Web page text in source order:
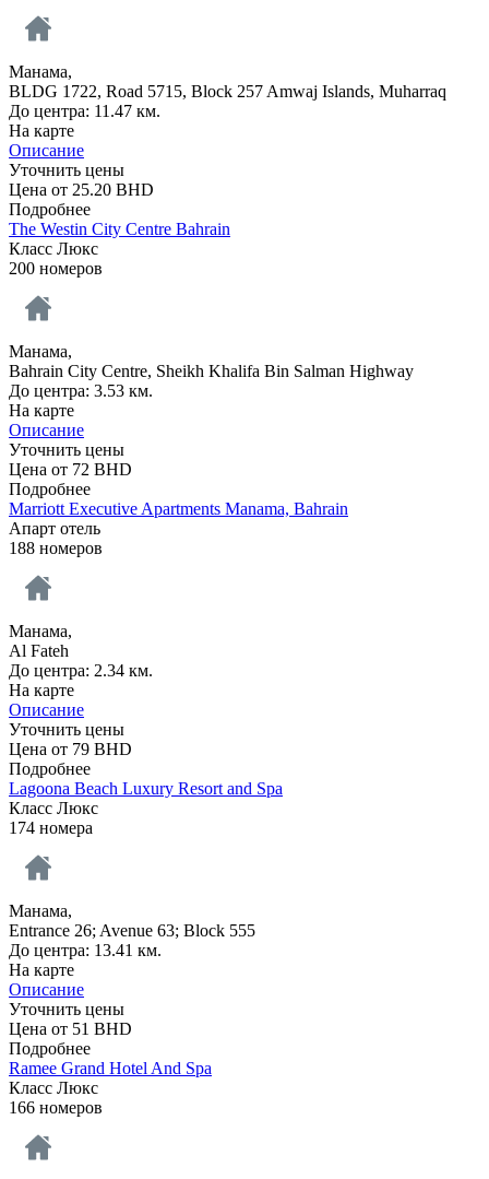
Манама,
BLDG 1722, Road 5715, Block 257 Amwaj Islands, Muharraq
До центра: 11.47 км.
На карте
Описание
Уточнить цены
Цена от 25.20 BHD
Подробнее
The Westin City Centre Bahrain
Класс Люкс
200 номеров
Манама,
Bahrain City Centre, Sheikh Khalifa Bin Salman Highway
До центра: 3.53 км.
На карте
Описание
Уточнить цены
Цена от 72 BHD
Подробнее
Marriott Executive Apartments Manama, Bahrain
Апарт отель
188 номеров
Манама,
Al Fateh
До центра: 2.34 км.
На карте
Описание
Уточнить цены
Цена от 79 BHD
Подробнее
Lagoona Beach Luxury Resort and Spa
Класс Люкс
174 номера
Манама,
Entrance 26; Avenue 63; Block 555
До центра: 13.41 км.
На карте
Описание
Уточнить цены
Цена от 51 BHD
Подробнее
Ramee Grand Hotel And Spa
Класс Люкс
166 номеров